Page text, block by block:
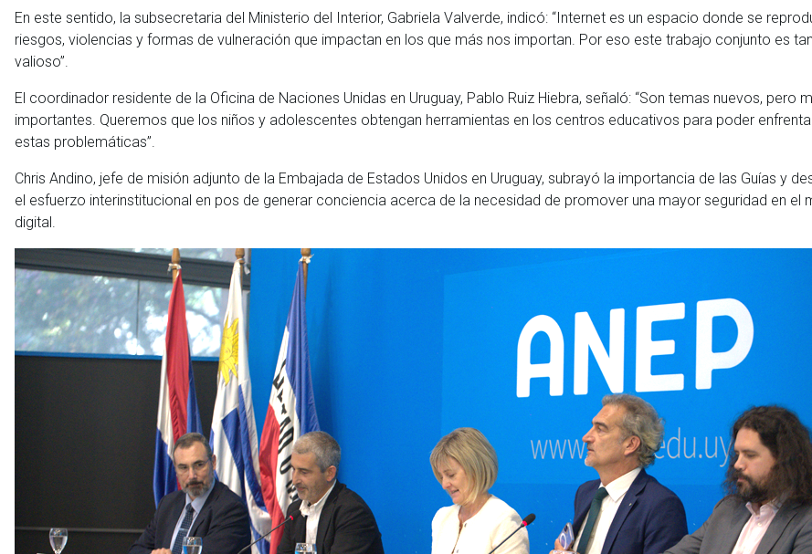
En este sentido, la subsecretaria del Ministerio del Interior, Gabriela Valverde, indicó: “Internet es un espacio donde se
riesgos, violencias y formas de vulneración que impactan en los que más nos importan. Por eso este trabajo conjunto es tan
valioso”.
El coordinador residente de la Oficina de Naciones Unidas en Uruguay, Pablo Ruiz Hiebra, señaló: “Son temas nuevos, pero
importantes. Queremos que los niños y adolescentes obtengan herramientas en los centros educativos para poder
estas problemáticas”.
Chris Andino, jefe de misión adjunto de la Embajada de Estados Unidos en Uruguay, subrayó la importancia de las Guías y
el esfuerzo interinstitucional en pos de generar conciencia acerca de la necesidad de promover una mayor seguridad en el
digital.